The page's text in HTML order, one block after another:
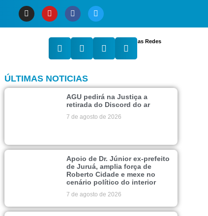
Compartilhe nas Redes
ÚLTIMAS NOTICIAS
AGU pedirá na Justiça a
retirada do Discord do ar
7 de agosto de 2026
Apoio de Dr. Júnior ex-prefeito
de Juruá, amplia força de
Roberto Cidade e mexe no
cenário político do interior
7 de agosto de 2026